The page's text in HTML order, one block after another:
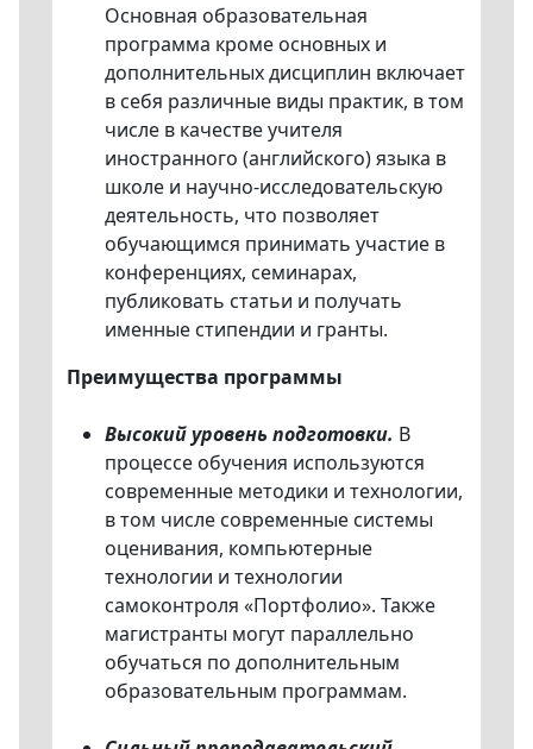
Основная образовательная
программа кроме основных и
дополнительных дисциплин включает
в себя различные виды практик, в том
числе в качестве учителя
иностранного (английского) языка в
школе и научно-исследовательскую
деятельность, что позволяет
обучающимся принимать участие в
конференциях, семинарах,
публиковать статьи и получать
именные стипендии и гранты.
Преимущества программы
Высокий уровень подготовки. В
процессе обучения используются
современные методики и технологии,
в том числе современные системы
оценивания, компьютерные
технологии и технологии
самоконтроля «Портфолио». Также
магистранты могут параллельно
обучаться по дополнительным
образовательным программам.